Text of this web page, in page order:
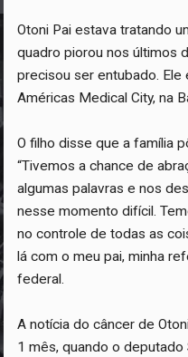
Otoni Pai estava tratando
quadro piorou nos últimos
precisou ser entubado.
Américas Medical City, na
O filho disse que a família
“Tivemos a chance de
algumas palavras e nos
nesse momento difícil.
no controle de todas as
lá com o meu pai, minha
federal.
A notícia do câncer de
1 mês, quando o deputado